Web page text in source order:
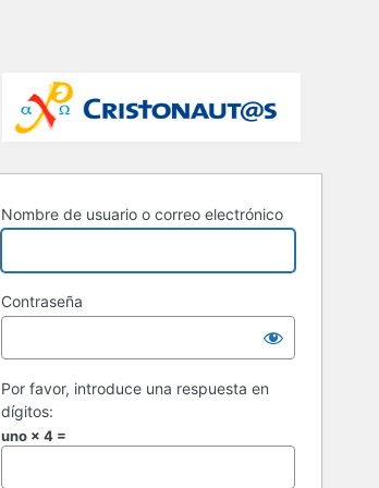
Nombre de usuario o correo electrónico
Contraseña
Por favor, introduce una respuesta en
dígitos:
uno × 4 =